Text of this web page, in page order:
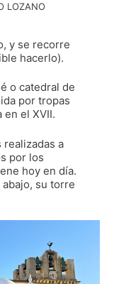
LOZANO
y se recorre
hacerlo).
o catedral de
por tropas
el XVII.
realizadas a
por los
hoy en día.
su torre